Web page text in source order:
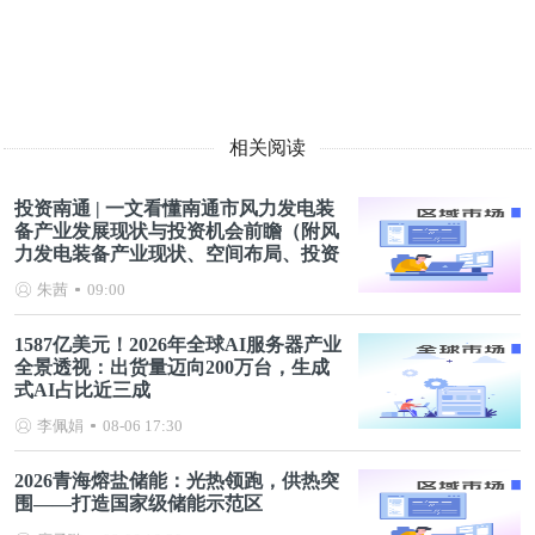
相关阅读
投资南通 | 一文看懂南通市风力发电装
备产业发展现状与投资机会前瞻（附风
力发电装备产业现状、空间布局、投资
朱茜 09:00
1587亿美元！2026年全球AI服务器产业
全景透视：出货量迈向200万台，生成
式AI占比近三成
李佩娟 08-06 17:30
2026青海熔盐储能：光热领跑，供热突
围——打造国家级储能示范区